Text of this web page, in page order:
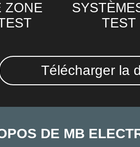
Télécharger la
TEST
ZONE
DE MB